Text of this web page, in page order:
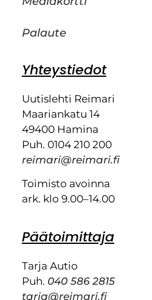
Palaute
Yhteystiedot
Uutislehti Reimari
Maariankatu 14
49400 Hamina
Puh. 0104 210 200
reimari@reimari.fi
Toimisto avoinna
ark. klo 9.00–14.00
Päätoimittaja
Tarja Autio
Puh. 040 586 2815
tarja@reimari.fi